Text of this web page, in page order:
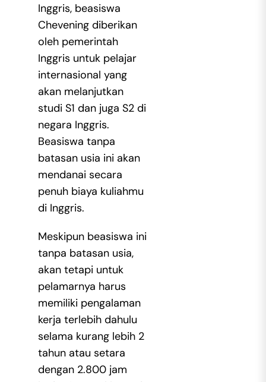
Inggris, beasiswa
Chevening diberikan
oleh pemerintah
Inggris untuk pelajar
internasional yang
akan melanjutkan
studi S1 dan juga S2 di
negara Inggris.
Beasiswa tanpa
batasan usia ini akan
mendanai secara
penuh biaya kuliahmu
di Inggris.
Meskipun beasiswa ini
tanpa batasan usia,
akan tetapi untuk
pelamarnya harus
memiliki pengalaman
kerja terlebih dahulu
selama kurang lebih 2
tahun atau setara
dengan 2.800 jam